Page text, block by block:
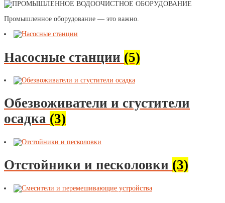
Промышленное оборудование — это важно.
Насосные станции (5)
Обезвоживатели и сгустители
осадка (3)
Отстойники и песколовки (3)